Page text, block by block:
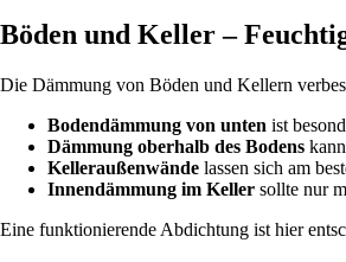
Böden und Keller –
Die Dämmung von Böden und Kellern
Bodendämmung von unten ist
Dämmung oberhalb des Bodens
Kelleraußenwände lassen sich am
Innendämmung im Keller sollte nur
Eine funktionierende Abdichtung ist hier